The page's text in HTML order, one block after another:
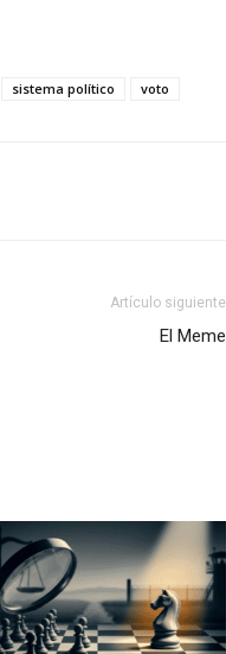
sistema político voto
Artículo siguiente
El Meme